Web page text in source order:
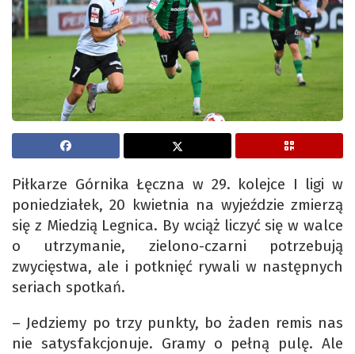
Piłkarze Górnika Łęczna w 29. kolejce I ligi w
poniedziałek, 20 kwietnia na wyjeździe zmierzą
się z Miedzią Legnica. By wciąż liczyć się w walce
o utrzymanie, zielono-czarni potrzebują
zwycięstwa, ale i potknięć rywali w następnych
seriach spotkań.
– Jedziemy po trzy punkty, bo żaden remis nas
nie satysfakcjonuje. Gramy o pełną pulę. Ale